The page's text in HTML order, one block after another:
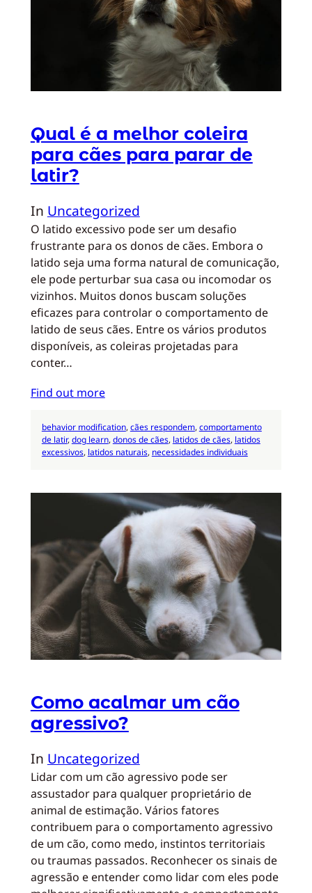
Qual é a melhor coleira
para cães para parar de
latir?
In Uncategorized
O latido excessivo pode ser um desafio
frustrante para os donos de cães. Embora o
latido seja uma forma natural de comunicação,
ele pode perturbar sua casa ou incomodar os
vizinhos. Muitos donos buscam soluções
eficazes para controlar o comportamento de
latido de seus cães. Entre os vários produtos
disponíveis, as coleiras projetadas para
conter…
Find out more
behavior modification, cães respondem, comportamento
de latir, dog learn, donos de cães, latidos de cães, latidos
excessivos, latidos naturais, necessidades individuais
Como acalmar um cão
agressivo?
In Uncategorized
Lidar com um cão agressivo pode ser
assustador para qualquer proprietário de
animal de estimação. Vários fatores
contribuem para o comportamento agressivo
de um cão, como medo, instintos territoriais
ou traumas passados. Reconhecer os sinais de
agressão e entender como lidar com eles pode